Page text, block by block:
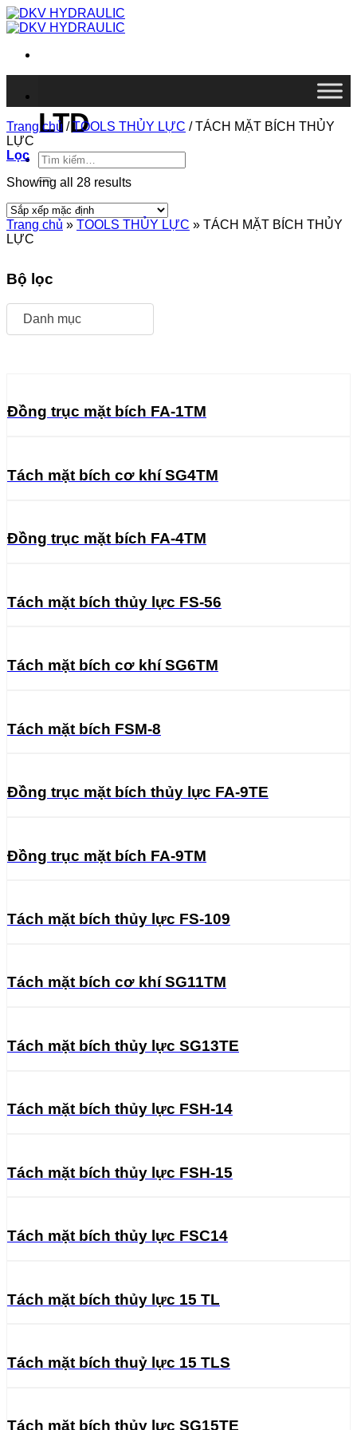
Chuyển
đến
dung
LTD
Tìm
kiếm:
Trang chủ / TOOLS THỦY LỰC /TÁCH MẶT BÍCH THỦY
LỰC
Lọc
Showing all 28 results
Trang chủ » TOOLS THỦY LỰC » TÁCH MẶT BÍCH THỦY
LỰC
Bộ lọc
Danh mục
Đồng trục mặt bích FA-1TM
Tách mặt bích cơ khí SG4TM
Đồng trục mặt bích FA-4TM
Tách mặt bích thủy lực FS-56
Tách mặt bích cơ khí SG6TM
Tách mặt bích FSM-8
Đồng trục mặt bích thủy lực FA-9TE
Đồng trục mặt bích FA-9TM
Tách mặt bích thủy lực FS-109
Tách mặt bích cơ khí SG11TM
Tách mặt bích thủy lực SG13TE
Tách mặt bích thủy lực FSH-14
Tách mặt bích thủy lực FSH-15
Tách mặt bích thủy lực FSC14
Tách mặt bích thủy lực 15 TL
Tách mặt bích thuỷ lực 15 TLS
Tách mặt bích thủy lực SG15TE